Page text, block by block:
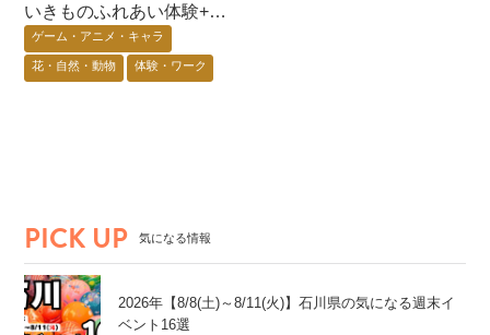
いきものふれあい体験+昆
虫展示+蟲神器体験会〜@
七尾市
ゲーム・アニメ・キャラ
花・自然・動物 体験・ワーク
PICK UP 気になる情報
2026年【8/8(土)～8/11(火)】石川県の気になる週末イ
ベント16選